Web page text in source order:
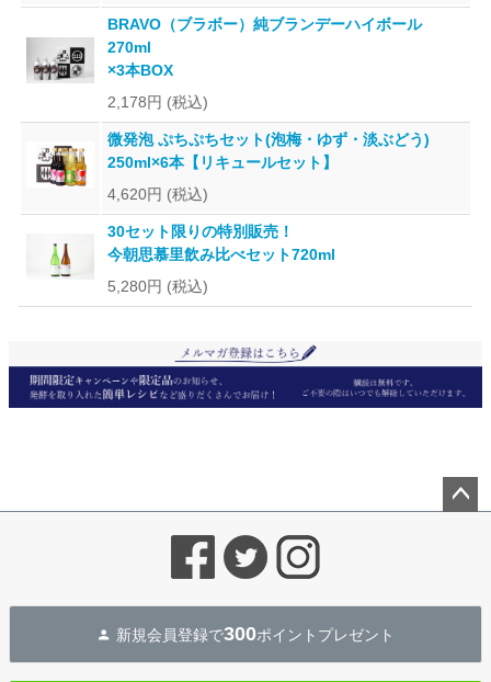
BRAVO（ブラボー）純ブランデーハイボール
270ml
×3本BOX
2,178円 (税込)
微発泡 ぷちぷちセット(泡梅・ゆず・淡ぶどう)
250ml×6本【リキュールセット】
4,620円 (税込)
30セット限りの特別販売！
今朝思慕里飲み比べセット720ml
5,280円 (税込)
新規会員登録で300ポイントプレゼント